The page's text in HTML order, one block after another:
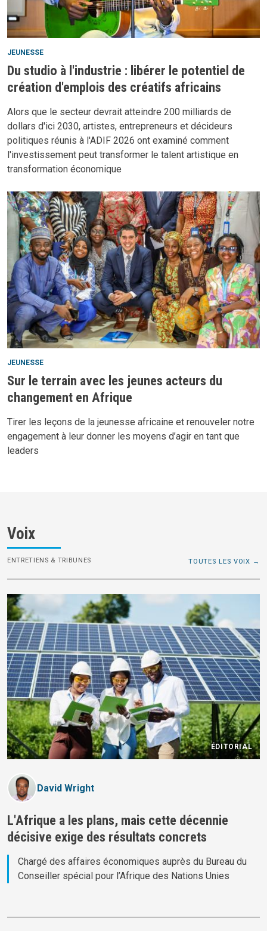
JEUNESSE
Du studio à l'industrie : libérer le potentiel de
création d'emplois des créatifs africains
Alors que le secteur devrait atteindre 200 milliards de
dollars d'ici 2030, artistes, entrepreneurs et décideurs
politiques réunis à l'ADIF 2026 ont examiné comment
l'investissement peut transformer le talent artistique en
transformation économique
JEUNESSE
Sur le terrain avec les jeunes acteurs du
changement en Afrique
Tirer les leçons de la jeunesse africaine et renouveler notre
engagement à leur donner les moyens d’agir en tant que
leaders
Voix
ENTRETIENS & TRIBUNES TOUTES LES VOIX
ÉDITORIAL
David Wright
L'Afrique a les plans, mais cette décennie
décisive exige des résultats concrets
Chargé des affaires économiques auprès du Bureau du
Conseiller spécial pour l’Afrique des Nations Unies